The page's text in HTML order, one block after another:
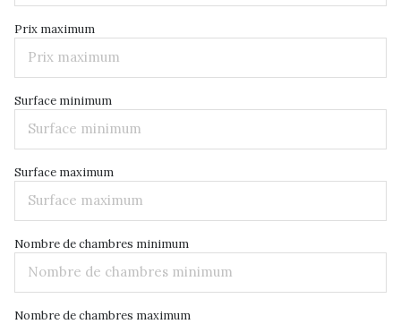
Prix maximum
Surface minimum
Surface maximum
Nombre de chambres minimum
Nombre de chambres maximum